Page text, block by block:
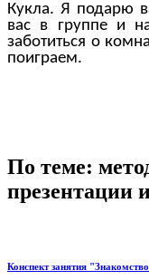
Кукла. Я подарю
вас в группе и
заботиться о
поиграем.
По теме:
презентации
Конспект занятия